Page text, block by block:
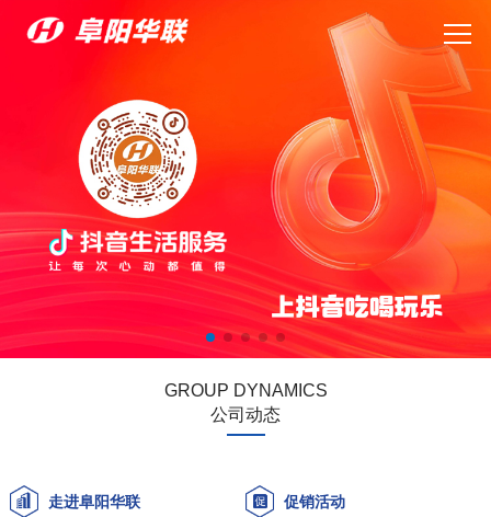
GROUP DYNAMICS
公司动态
走进阜阳华联 促销活动